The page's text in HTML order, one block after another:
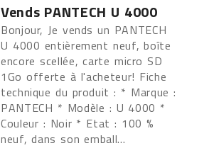
Vends PANTECH U 4000
Bonjour, Je vends un PANTECH
U 4000 entièrement neuf, boîte
encore scellée, carte micro SD
1Go offerte à l'acheteur! Fiche
technique du produit : * Marque :
PANTECH * Modèle : U 4000 *
Couleur : Noir * Etat : 100 %
neuf, dans son emball...